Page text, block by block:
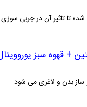
شده تا تاثیر آن در چربی
+ قهوه سبز
ساز بدن و لاغری می شود.